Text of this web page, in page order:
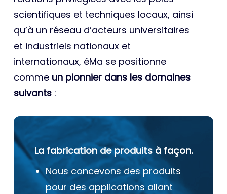
scientifiques et techniques locaux, ainsi
qu’à un réseau d’acteurs universitaires
et industriels nationaux et
internationaux, éMa se positionne
comme un pionnier dans les domaines
suivants :
La fabrication de produits à façon.
Nous concevons des produits
pour des applications allant